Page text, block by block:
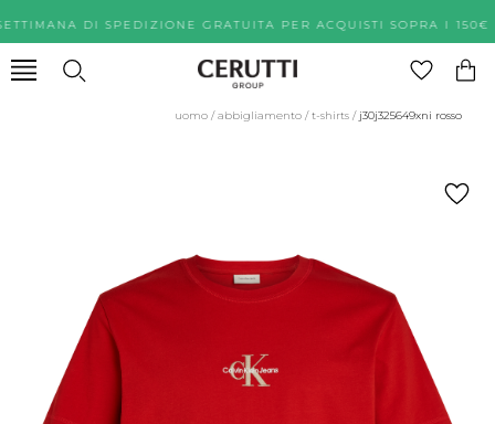
DI SPEDIZIONE GRATUITA PER ACQUISTI
uomo /abbigliamento /t-shirts / j30j325649xni rosso